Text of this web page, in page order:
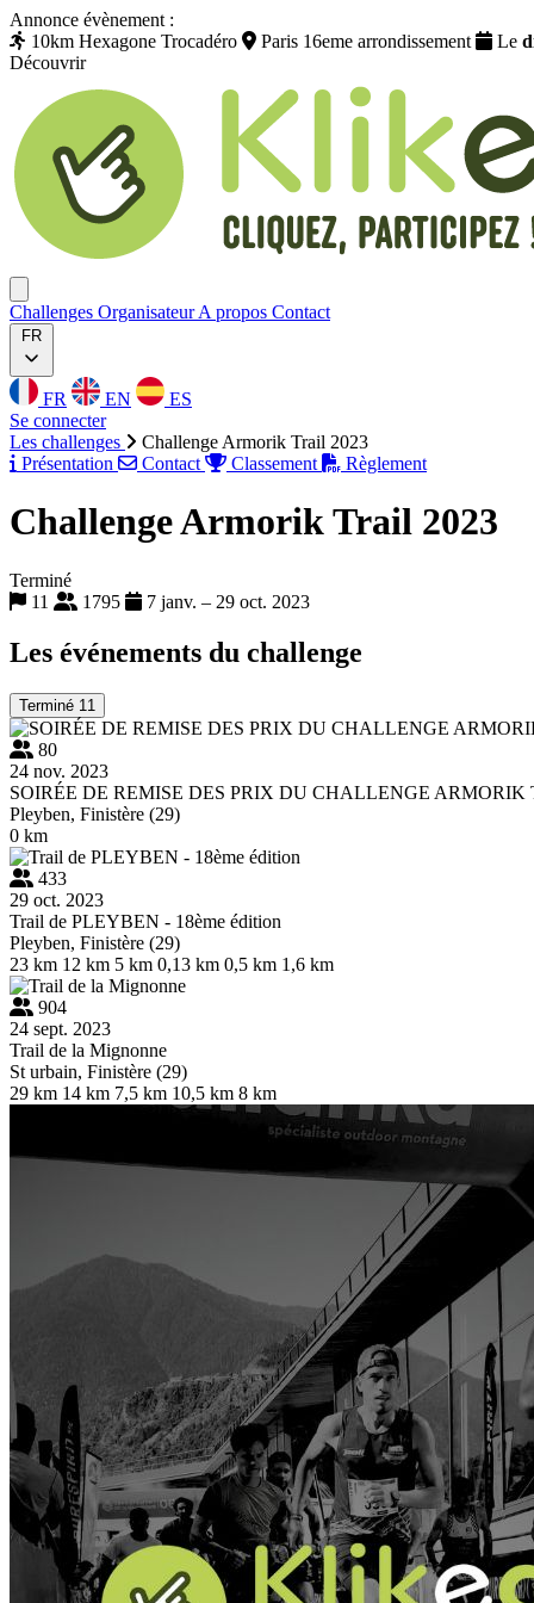
Annonce évènement :
10km Hexagone Trocadéro
Paris 16eme arrondissement Le
Découvrir
Challenges OrganisateurA propos Contact
FR
FR EN
ES
Se connecter
Les challenges
Challenge Armorik Trail 2023
Présentation
Contact Classement Règlement
Challenge Armorik Trail 2023
Terminé
11
1795 7 janv. – 29 oct. 2023
Les événements du challenge
Terminé 11
80
24 nov. 2023
SOIRÉE DE REMISE DES PRIX DU CHALLENGE ARMORIK
Pleyben, Finistère (29)
0 km
433
29 oct. 2023
Trail de PLEYBEN - 18ème édition
Pleyben, Finistère (29)
23 km 12 km 5 km 0,13 km 0,5 km 1,6 km
904
24 sept. 2023
Trail de la Mignonne
St urbain, Finistère (29)
29 km 14 km 7,5 km 10,5 km 8 km